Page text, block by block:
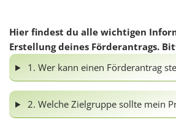
Hier findest du alle wichtigen
Erstellung deines Förderantrags.
1. Wer kann einen Förderantrag
2. Welche Zielgruppe sollte mein